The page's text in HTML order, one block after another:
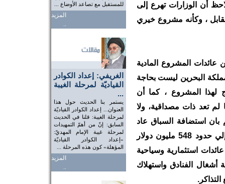
للمستقبل مع تصاعد الأوضاع ...
المزيد
..
الغريفي: إعداد الكوادر
القياديّة لمرحلة الغيبة
...
يستمر بنا الحديث حول هذا
العنوان... إعداد الكوادر القياديّة
لمرحلة الغيبة: قلنا في الحديث
السابق: إنّ من أهمّ التمهيدات
لمرحلة غيبة الإمام المهديّ:
«إعداد الكوادر القياديّة
المؤهلة» كون هذه المرحلة ...
المزيد
..
أن الوزارات تهرع إلى
، وكأنه مشروع خيري
المشروع المادية
البحرين ليست بحاجة
لهذا المشروع ، كما أن
لم تعد ذات مصداقية، ولا
استضافة السباق عاد
علي الاقتصاد الوطني للمملكة بمبلغ وصل إلي حدود 548 مليون دولار
استثمارية وسياحية
أشغال الفنادق واستهلاك